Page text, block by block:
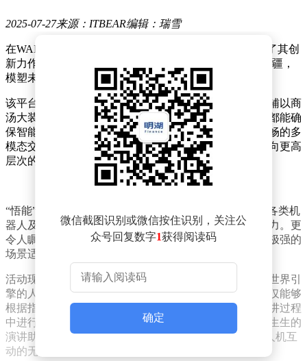
2025-07-27来源：ITBEAR编辑：瑞雪
在WAIC 2025大模型论坛的璀璨舞台上，商汤科技揭开了其创
新力作——“悟能”具身智能平台的神秘面纱，以“大爱无疆，
模塑未来”为主题，引领智能科技迈向新纪元。
该平台的核心动力源自商汤自主研发的具身世界模型，辅以商
汤大装置提供的强大算力支持，无论是云端还是终端，都能确
保智能设备拥有超凡的感知力与视觉导航能力，以及流畅的多
模态交互体验。这一突破性的技术，正推动着智能终端向更高
层次的自主与智能进化。
“悟能”具身智能平台具备广泛的适用性，能够无缝融入各类机
器人及智能设备中，赋予它们理解并感知周围世界的能力。更
令人瞩目的是，该平台能够高效嵌入端侧芯片，展现出极强的
场景适应性，为不同行业的应用提供了坚实的基础。
活动现场，商汤科技的领航者徐立亲自展示了搭载具身世界引
擎的人形机器人，其表现令人印象深刻。这款机器人不仅能够
根据指令自动翻页，还能机智地回答各种问题，并在演讲过程
中进行适时的总结，语言流畅且充满趣味，仿佛一位活生生的
演讲助手。通过“长安的荔枝”PPT的演示，生动展现了人机互
动的无限可能。
微信截图识别或微信按住识别，关注公
众号回复数字1获得阅读码
确定